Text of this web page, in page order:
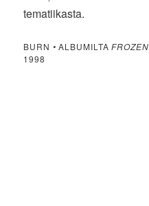
tematiikasta.
BURN • ALBUMILTAFROZEN
1998